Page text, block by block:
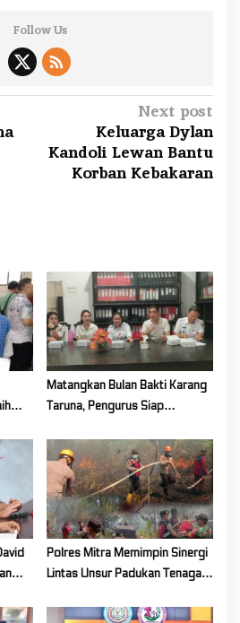
Follow Us
Next post
Keluarga Dylan
Kandoli Lewan Bantu
Korban Kebakaran
Matangkan Bulan Bakti Karang
Taruna, Pengurus Siap
Mitra
Polres Mitra Memimpin Sinergi
Lintas Unsur Padukan Tenaga
Gunung Soputan